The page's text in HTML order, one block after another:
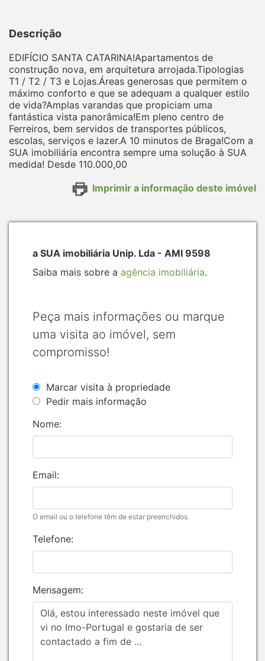
Descrição
EDIFÍCIO SANTA CATARINA!Apartamentos de
construção nova, em arquitetura arrojada.Tipologias
T1 / T2 / T3 e Lojas.Áreas generosas que permitem o
máximo conforto e que se adequam a qualquer estilo
de vida?Amplas varandas que propiciam uma
fantástica vista panorâmica!Em pleno centro de
Ferreiros, bem servidos de transportes públicos,
escolas, serviços e lazer.A 10 minutos de Braga!Com a
SUA imobiliária encontra sempre uma solução à SUA
medida! Desde 110.000,00
Imprimir a informação deste imóvel
a SUA imobiliária Unip. Lda - AMI 9598
Saiba mais sobre a agência imobiliária.
Peça mais informações ou marque
uma visita ao imóvel, sem
compromisso!
Marcar visita à propriedade
Pedir mais informação
Nome:
Email:
O email ou o telefone têm de estar preenchidos.
Telefone:
Mensagem: